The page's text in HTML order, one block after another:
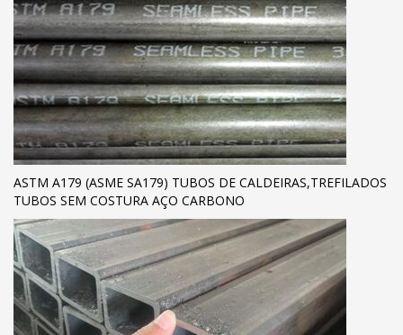
ASTM A179 (ASME SA179) TUBOS DE CALDEIRAS,TREFILADOS
TUBOS SEM COSTURA AÇO CARBONO